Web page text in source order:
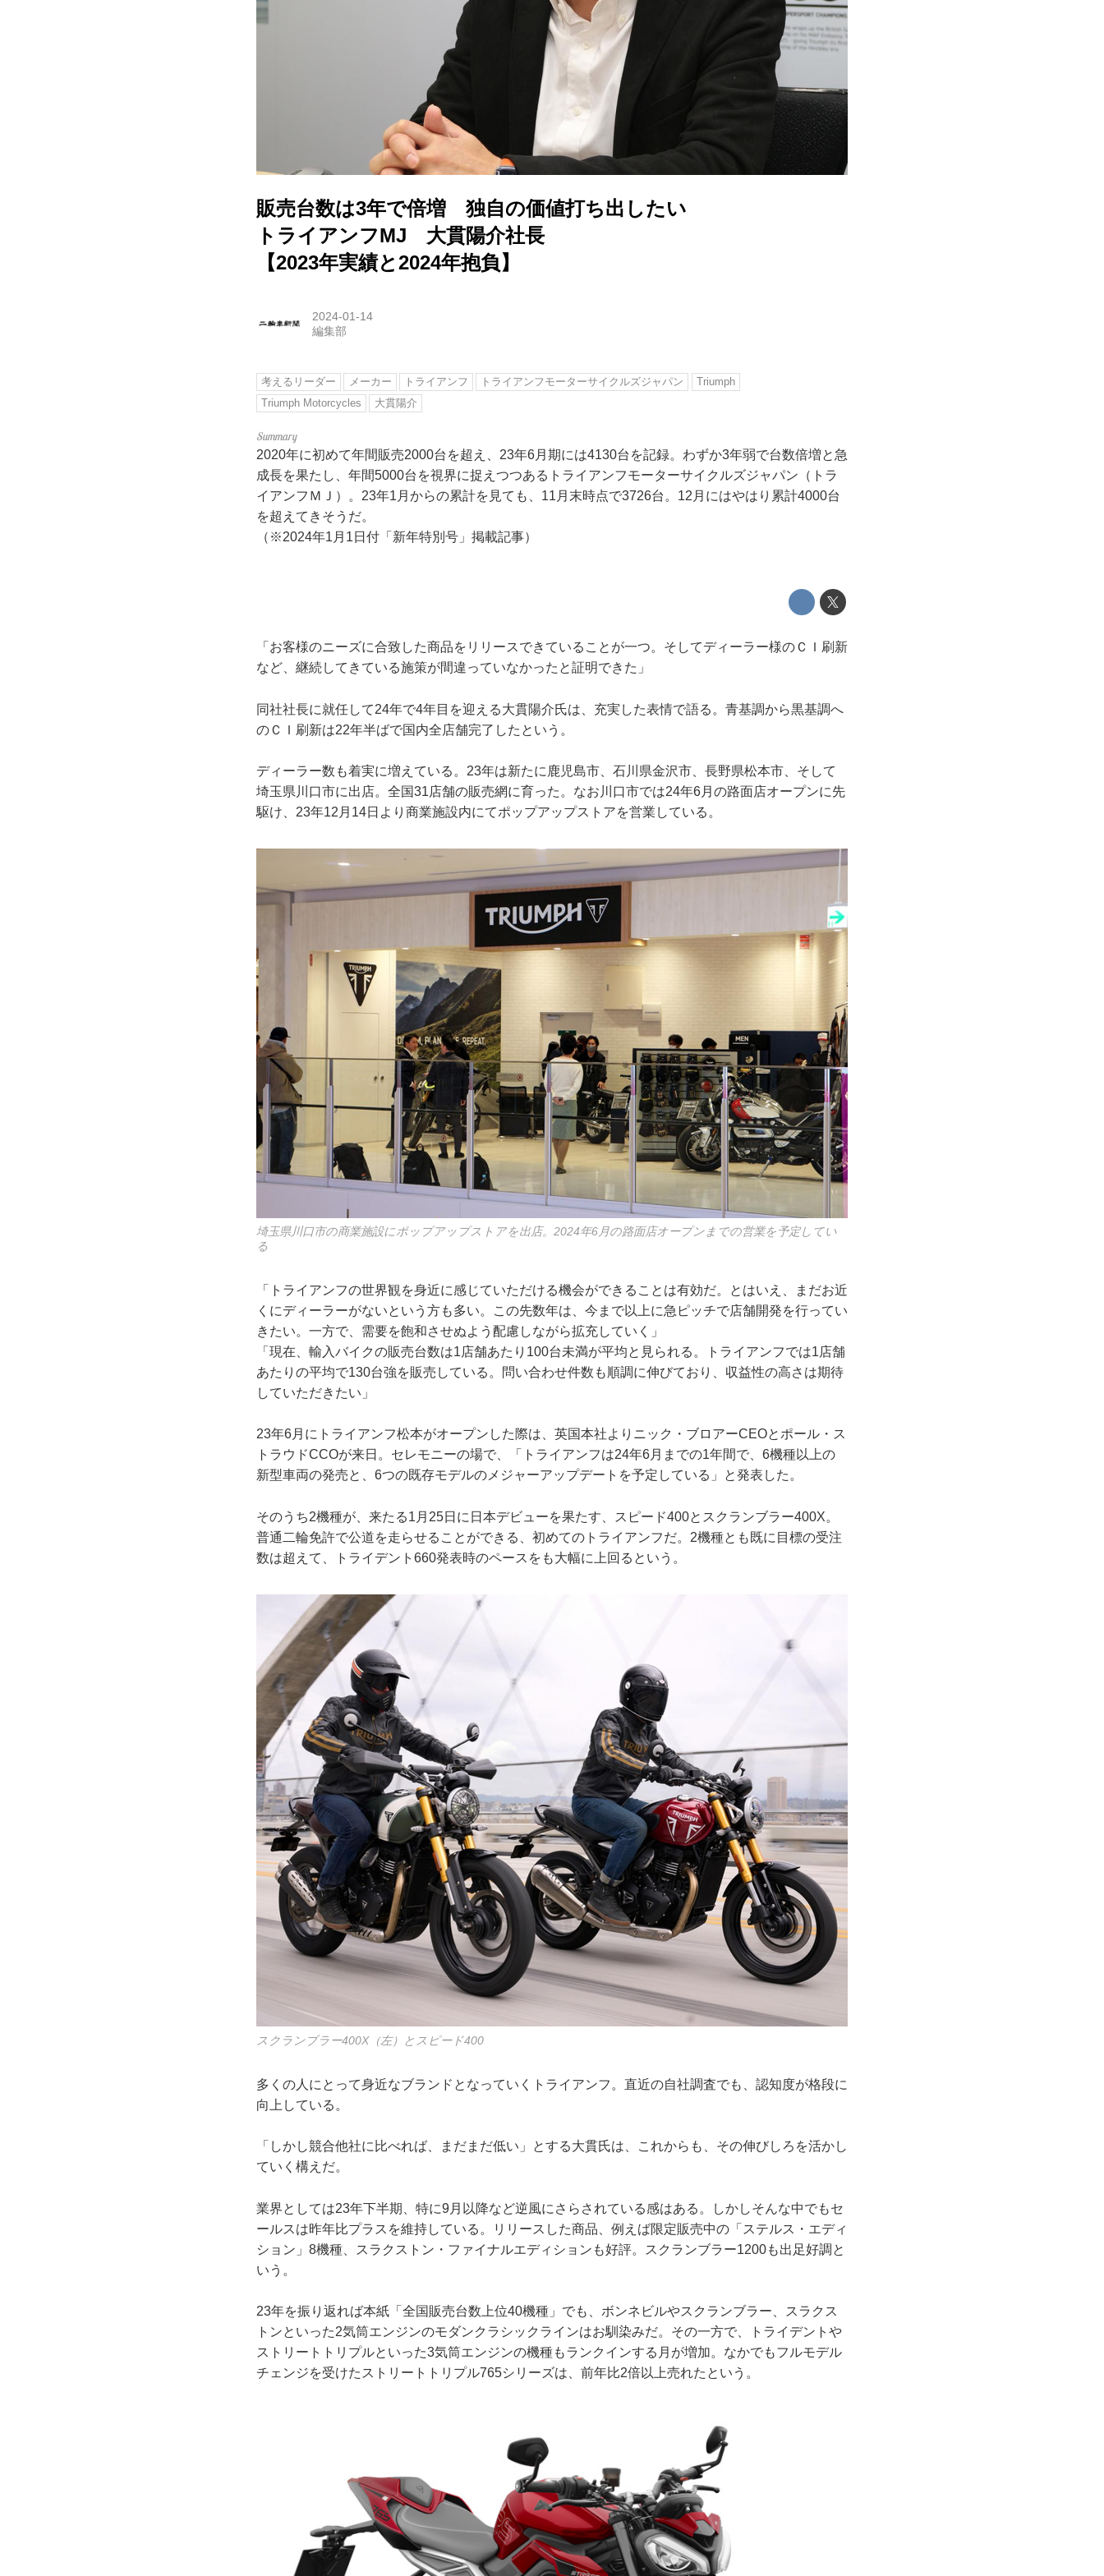
販売台数は3年で倍増 独自の価値打ち出したい
トライアンフMJ 大貫陽介社長
【2023年実績と2024年抱負】
2024-01-14
編集部
考えるリーダー メーカー トライアンフ トライアンフモーターサイクルズジャパン
Triumph
Triumph Motorcycles
大貫陽介
2020年に初めて年間販売2000台を超え、23年6月期には4130台を記録。わずか3年弱で台数倍増と急
成長を果たし、年間5000台を視界に捉えつつあるトライアンフモーターサイクルズジャパン（トラ
イアンフＭＪ）。23年1月からの累計を見ても、11月末時点で3726台。12月にはやはり累計4000台
を超えてきそうだ。
（※2024年1月1日付「新年特別号」掲載記事）
「お客様のニーズに合致した商品をリリースできていることが一つ。そしてディーラー様のＣＩ刷新
など、継続してきている施策が間違っていなかったと証明できた」
同社社長に就任して24年で4年目を迎える大貫陽介氏は、充実した表情で語る。青基調から黒基調へ
のＣＩ刷新は22年半ばで国内全店舗完了したという。
ディーラー数も着実に増えている。23年は新たに鹿児島市、石川県金沢市、長野県松本市、そして
埼玉県川口市に出店。全国31店舗の販売網に育った。なお川口市では24年6月の路面店オープンに先
駆け、23年12月14日より商業施設内にてポップアップストアを営業している。
埼玉県川口市の商業施設にポップアップストアを出店。2024年6月の路面店オープンまでの営業を予定してい
る
「トライアンフの世界観を身近に感じていただける機会ができることは有効だ。とはいえ、まだお近
くにディーラーがないという方も多い。この先数年は、今まで以上に急ピッチで店舗開発を行ってい
きたい。一方で、需要を飽和させぬよう配慮しながら拡充していく」
「現在、輸入バイクの販売台数は1店舗あたり100台未満が平均と見られる。トライアンフでは1店舗
あたりの平均で130台強を販売している。問い合わせ件数も順調に伸びており、収益性の高さは期待
していただきたい」
23年6月にトライアンフ松本がオープンした際は、英国本社よりニック・ブロアーCEOとポール・ス
トラウドCCOが来日。セレモニーの場で、「トライアンフは24年6月までの1年間で、6機種以上の
新型車両の発売と、6つの既存モデルのメジャーアップデートを予定している」と発表した。
そのうち2機種が、来たる1月25日に日本デビューを果たす、スピード400とスクランブラー400X。
普通二輪免許で公道を走らせることができる、初めてのトライアンフだ。2機種とも既に目標の受注
数は超えて、トライデント660発表時のペースをも大幅に上回るという。
スクランブラー400X（左）とスピード400
多くの人にとって身近なブランドとなっていくトライアンフ。直近の自社調査でも、認知度が格段に
向上している。
「しかし競合他社に比べれば、まだまだ低い」とする大貫氏は、これからも、その伸びしろを活かし
ていく構えだ。
業界としては23年下半期、特に9月以降など逆風にさらされている感はある。しかしそんな中でもセ
ールスは昨年比プラスを維持している。リリースした商品、例えば限定販売中の「ステルス・エディ
ション」8機種、スラクストン・ファイナルエディションも好評。スクランブラー1200も出足好調と
いう。
23年を振り返れば本紙「全国販売台数上位40機種」でも、ボンネビルやスクランブラー、スラクス
トンといった2気筒エンジンのモダンクラシックラインはお馴染みだ。その一方で、トライデントや
ストリートトリプルといった3気筒エンジンの機種もランクインする月が増加。なかでもフルモデル
チェンジを受けたストリートトリプル765シリーズは、前年比2倍以上売れたという。